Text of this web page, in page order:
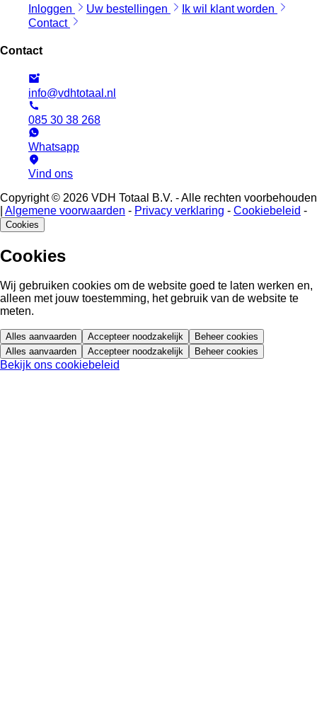
Inloggen Uw bestellingen
Ik wil klant worden
Contact
Contact
info@vdhtotaal.nl
085 30 38 268
Whatsapp
Vind ons
Copyright © 2026 VDH Totaal B.V. - Alle rechten voorbehouden
Algemene voorwaarden - Privacy verklaring - Cookiebeleid -
Cookies
Cookies
Wij gebruiken cookies om de website goed te laten werken en,
alleen met jouw toestemming, het gebruik van de website te
meten.
Alles aanvaarden Accepteer noodzakelijk
Beheer cookies
Alles aanvaarden
Accepteer noodzakelijk Beheer cookies
Bekijk ons cookiebeleid